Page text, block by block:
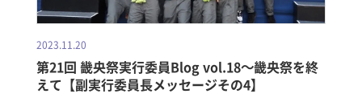
2023.11.20
第21回 畿央祭実行委員Blog vol.18～畿央祭を終
えて【副実行委員長メッセージその4】